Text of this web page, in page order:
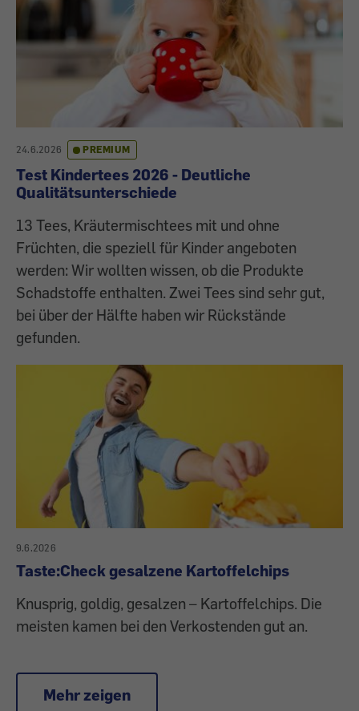
24.6.2026 PREMIUM
Test Kindertees 2026 - Deutliche
Qualitätsunterschiede
13 Tees, Kräutermischtees mit und ohne
Früchten, die speziell für Kinder angeboten
werden: Wir wollten wissen, ob die Produkte
Schadstoffe enthalten. Zwei Tees sind sehr gut,
bei über der Hälfte haben wir Rückstände
gefunden.
9.6.2026
Taste:Check gesalzene Kartoffelchips
Knusprig, goldig, gesalzen – Kartoffelchips. Die
meisten kamen bei den Verkostenden gut an.
Mehr zeigen